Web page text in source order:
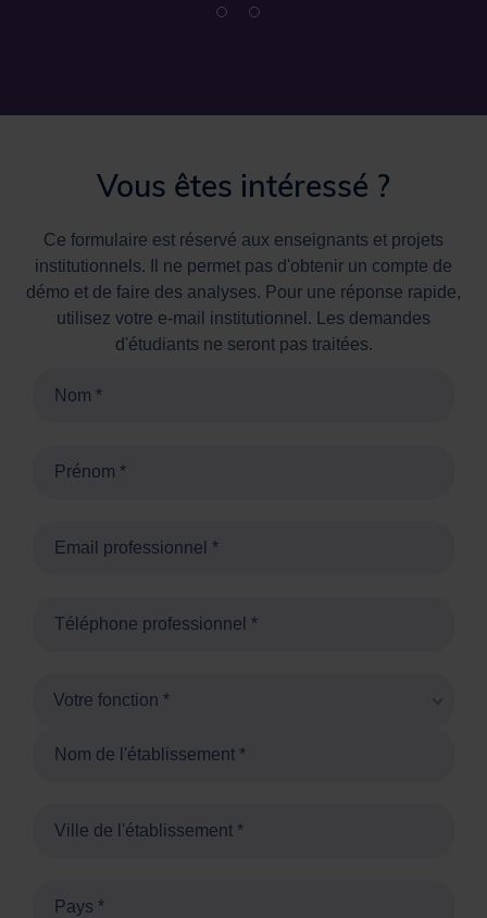
Vous êtes intéressé ?
Ce formulaire est réservé aux enseignants et projets
institutionnels. Il ne permet pas d'obtenir un compte de
démo et de faire des analyses. Pour une réponse rapide,
utilisez votre e-mail institutionnel. Les demandes
d'étudiants ne seront pas traitées.
Votre fonction *